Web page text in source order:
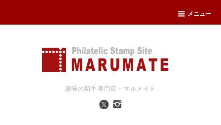
メニュー
趣味の切手専門店・マルメイト